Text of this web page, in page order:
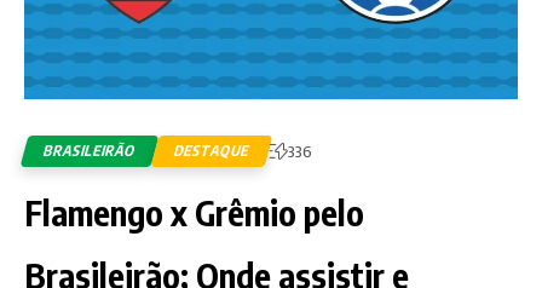
BRASILEIRÃO DESTAQUE 336
Flamengo x Grêmio pelo
Brasileirão; Onde assistir e